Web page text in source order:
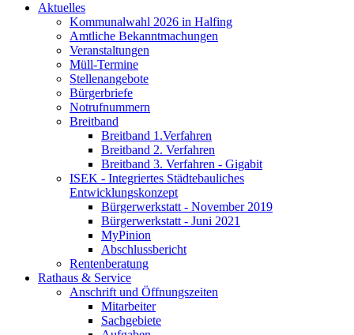
Aktuelles
Kommunalwahl 2026 in Halfing
Amtliche Bekanntmachungen
Veranstaltungen
Müll-Termine
Stellenangebote
Bürgerbriefe
Notrufnummern
Breitband
Breitband 1.Verfahren
Breitband 2. Verfahren
Breitband 3. Verfahren - Gigabit
ISEK - Integriertes Städtebauliches
Entwicklungskonzept
Bürgerwerkstatt - November 2019
Bürgerwerkstatt - Juni 2021
MyPinion
Abschlussbericht
Rentenberatung
Rathaus & Service
Anschrift und Öffnungszeiten
Mitarbeiter
Sachgebiete